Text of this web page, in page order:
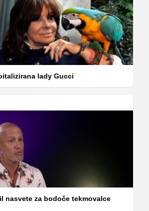
lady Gucci
nasvete za bodoče tekmovalce